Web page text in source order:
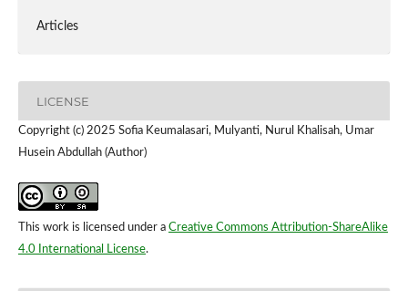
Articles
LICENSE
Copyright (c) 2025 Sofia Keumalasari, Mulyanti, Nurul Khalisah, Umar
Husein Abdullah (Author)
This work is licensed under a Creative Commons Attribution-ShareAlike
4.0 International License.